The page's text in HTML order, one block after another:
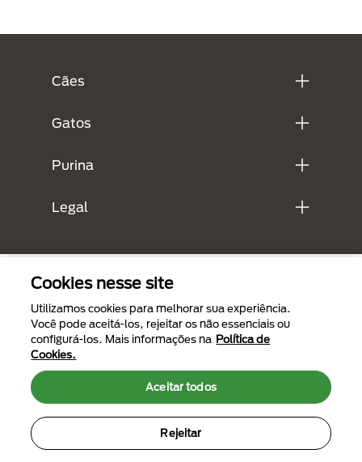
Cães
Gatos
Purina
Legal
Menu Footer Secundario Purina
All Nestlé Purina trademarks owned by Société des Produits Nestlé S.A.,
Vevey, Switzerland or are used with permission.
Cookies nesse site
Utilizamos cookies para melhorar sua experiência.
Você pode aceitá-los, rejeitar os não essenciais ou
configurá-los. Mais informações na Política de
Cookies.
Rejeitar
Aceitar todos